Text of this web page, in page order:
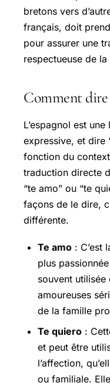
bretons vers
français, doit
pour assurer une
respectueuse de
Comment dire
L’espagnol est
expressive, et dire
fonction du
traduction directe
“te amo” ou “te
façons de le dire,
différente.
Te amo : C’est
plus
souvent utilisée
amoureuses
de la famille
Te quiero :
et peut être
l’affection,
ou familiale.